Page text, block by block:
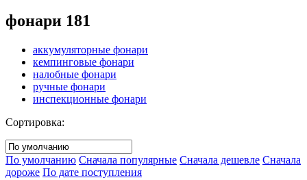
фонари 181
аккумуляторные фонари
кемпинговые фонари
налобные фонари
ручные фонари
инспекционные фонари
Сортировка:
По умолчанию Сначала популярные Сначала дешевле Сначала
дороже По дате поступления